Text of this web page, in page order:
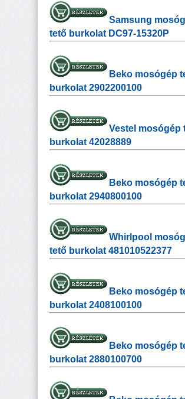
Samsung
tető burkolat DC97-15320P
Beko mosógép
burkolat 2902200100
Vestel mosógép
burkolat 42028889
Beko mosógép
burkolat 2940800100
Whirlpool
tető burkolat 481010522377
Beko mosógép
burkolat 2408100100
Beko mosógép
burkolat 2880100700